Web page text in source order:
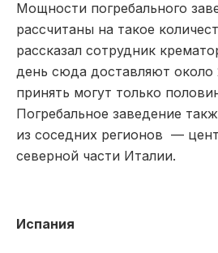
Мощности погребального
рассчитаны на такое
рассказал сотрудник
день сюда доставляют около
принять могут только
Погребальное заведение
из соседних регионов —
северной части Италии.
Испания